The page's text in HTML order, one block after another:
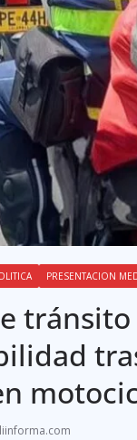
PRESENTACION